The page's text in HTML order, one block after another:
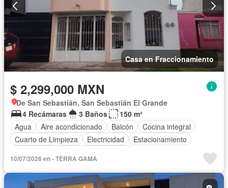
Casa en Fraccionamiento
$ 2,299,000 MXN
De San Sebastián, San Sebastián El Grande
4 Recámaras
3 Baños
150 m²
Agua
Aire acondicionado Balcón
Cocina integral
Cuarto de Limpieza
Electricidad
Estacionamiento
10/07/2026 en - TERRA GAMA